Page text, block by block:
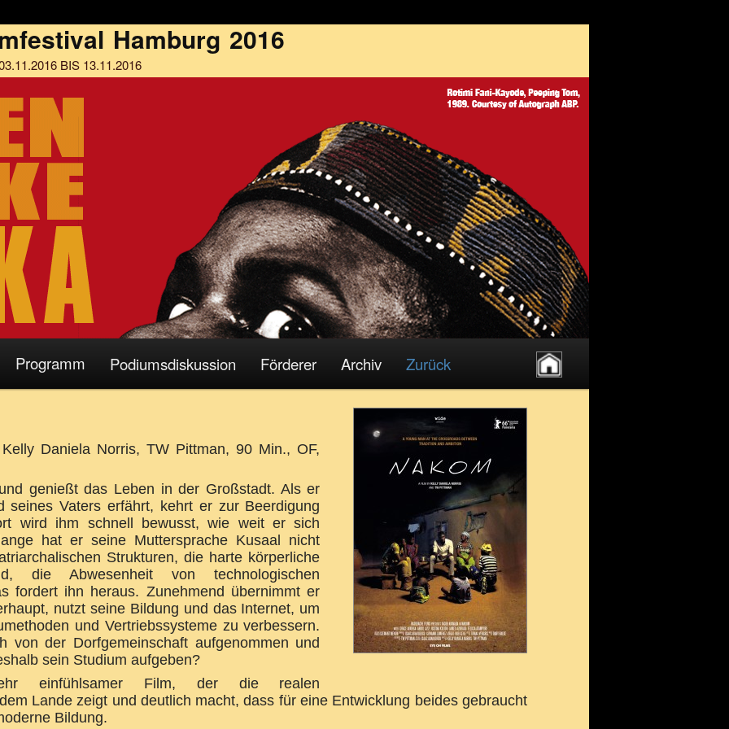
Programm Podiumsdiskussion Förderer Archiv Zurück
Daniela Norris, TW Pittman, 90 Min., OF,
genießt das Leben in der Großstadt. Als er
seines Vaters erfährt, kehrt er zur Beerdigung
wird ihm schnell bewusst, wie weit er sich
hat er seine Muttersprache Kusaal nicht
Strukturen, die harte körperliche
die Abwesenheit von technologischen
fordert ihn heraus. Zunehmend übernimmt er
nutzt seine Bildung und das Internet, um
und Vertriebssysteme zu verbessern.
von der Dorfgemeinschaft aufgenommen und
sein Studium aufgeben?
einfühlsamer Film, der die realen
Lande zeigt und deutlich macht, dass für eine Entwicklung beides gebraucht
Bildung.